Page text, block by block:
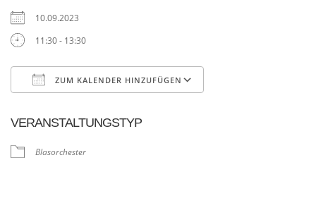
10.09.2023
11:30 - 13:30
ZUM KALENDER HINZUFÜGEN
VERANSTALTUNGSTYP
Blasorchester